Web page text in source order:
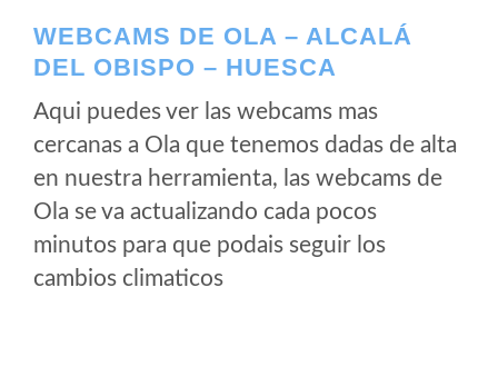
WEBCAMS DE OLA – ALCALÁ
DEL OBISPO – HUESCA
Aqui puedes ver las webcams mas
cercanas a Ola que tenemos dadas de alta
en nuestra herramienta, las webcams de
Ola se va actualizando cada pocos
minutos para que podais seguir los
cambios climaticos